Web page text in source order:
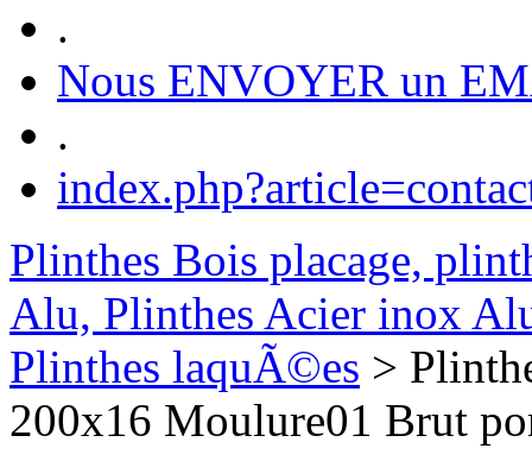
.
Nous ENVOYER un
.
Plinthes Bois placage,
Alu, Plinthes Acier inox
Plinthes laquÃ©es >
200x16 Moulure01 Brut